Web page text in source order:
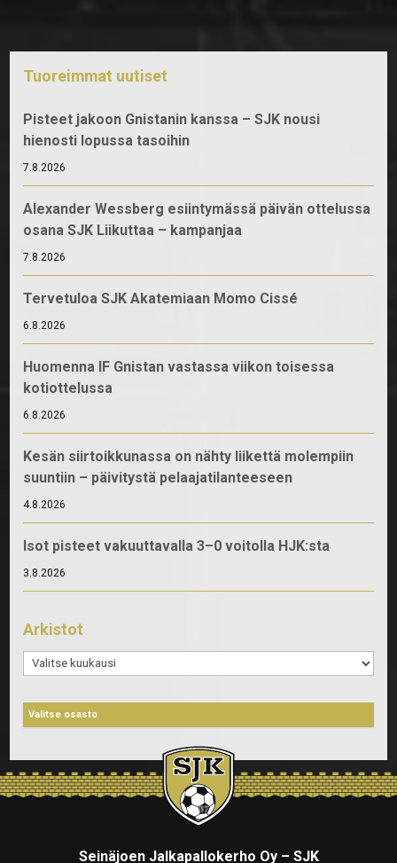
Tuoreimmat uutiset
Pisteet jakoon Gnistanin kanssa – SJK nousi
hienosti lopussa tasoihin
7.8.2026
Alexander Wessberg esiintymässä päivän ottelussa
osana SJK Liikuttaa – kampanjaa
7.8.2026
Tervetuloa SJK Akatemiaan Momo Cissé
6.8.2026
Huomenna IF Gnistan vastassa viikon toisessa
kotiottelussa
6.8.2026
Kesän siirtoikkunassa on nähty liikettä molempiin
suuntiin – päivitystä pelaajatilanteeseen
4.8.2026
Isot pisteet vakuuttavalla 3–0 voitolla HJK:sta
3.8.2026
Arkistot
Arkistot
Seinäjoen Jalkapallokerho Oy – SJK